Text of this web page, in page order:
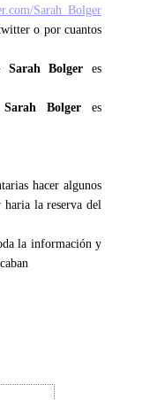
Sarah_Bolger
o por cuantos
Bolger es
Bolgeres
hacer algunos
haria la reserva del
la información y